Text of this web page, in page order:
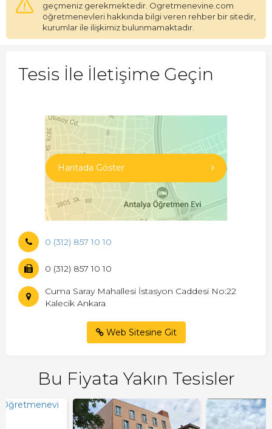
geçmeniz gerekmektedir. Ogretmenevine.com
öğretmenevleri hakkında bilgi veren rehber bir sitedir,
kurumlar ile ilişkimiz bulunmamaktadır.
Tesis İle İletişime Geçin
Haritada Göster
0 (312) 857 10 10
0 (312) 857 10 10
Cuma Saray Mahallesi İstasyon Caddesi No:22
Kalecik Ankara
Web Sitesine Git
Bu Fiyata Yakın Tesisler